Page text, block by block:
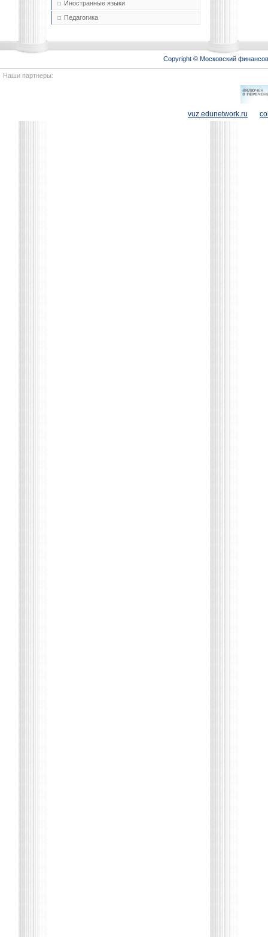
Иностранные языки
Педагогика
Copyright © Московский
Наши партнеры:
vuz.edunetwork.ru